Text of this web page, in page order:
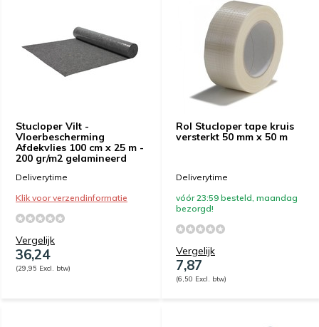
Stucloper Vilt -
Vloerbescherming
Afdekvlies 100 cm x 25 m -
200 gr/m2 gelamineerd
Deliverytime
Klik voor verzendinformatie
Vergelijk
36,24
(29,95 Excl. btw)
Rol Stucloper tape kruis
versterkt 50 mm x 50 m
Deliverytime
vóór 23:59 besteld, maandag
bezorgd!
Vergelijk
7,87
(6,50 Excl. btw)